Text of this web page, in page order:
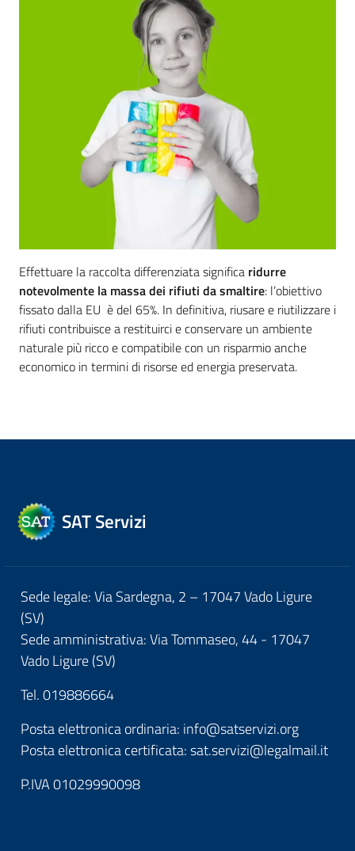
Effettuare la raccolta differenziata significa ridurre
notevolmente la massa dei rifiuti da smaltire: l’obiettivo
fissato dalla EU è del 65%. In definitiva, riusare e riutilizzare i
rifiuti contribuisce a restituirci e conservare un ambiente
naturale più ricco e compatibile con un risparmio anche
economico in termini di risorse ed energia preservata.
SAT Servizi
Sede legale: Via Sardegna, 2 – 17047 Vado Ligure
(SV)
Sede amministrativa: Via Tommaseo, 44 - 17047
Vado Ligure (SV)
Tel. 019886664
Posta elettronica ordinaria: info@satservizi.org
Posta elettronica certificata: sat.servizi@legalmail.it
P.IVA 01029990098